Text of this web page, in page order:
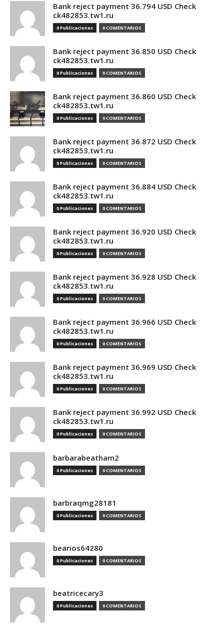
Bank reject payment 36.794 USD Check
ck482853.tw1.ru
0 Publicaciones 0 COMENTARIOS
Bank reject payment 36.850 USD Check
ck482853.tw1.ru
0 Publicaciones 0 COMENTARIOS
Bank reject payment 36.860 USD Check
ck482853.tw1.ru
0 Publicaciones 0 COMENTARIOS
Bank reject payment 36.872 USD Check
ck482853.tw1.ru
0 Publicaciones 0 COMENTARIOS
Bank reject payment 36.884 USD Check
ck482853.tw1.ru
0 Publicaciones 0 COMENTARIOS
Bank reject payment 36.920 USD Check
ck482853.tw1.ru
0 Publicaciones 0 COMENTARIOS
Bank reject payment 36.928 USD Check
ck482853.tw1.ru
0 Publicaciones 0 COMENTARIOS
Bank reject payment 36.966 USD Check
ck482853.tw1.ru
0 Publicaciones 0 COMENTARIOS
Bank reject payment 36.969 USD Check
ck482853.tw1.ru
0 Publicaciones 0 COMENTARIOS
Bank reject payment 36.992 USD Check
ck482853.tw1.ru
0 Publicaciones 0 COMENTARIOS
barbarabeatham2
0 Publicaciones 0 COMENTARIOS
barbraqmg28181
0 Publicaciones 0 COMENTARIOS
bearios64280
0 Publicaciones 0 COMENTARIOS
beatricecary3
0 Publicaciones 0 COMENTARIOS